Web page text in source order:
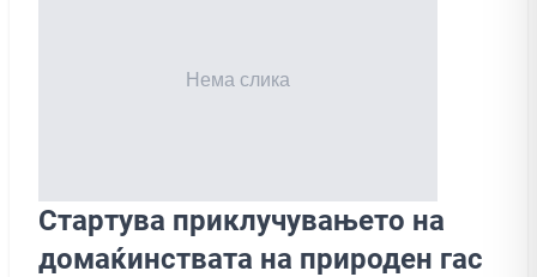
Стартува приклучувањето на
домаќинствата на природен гас